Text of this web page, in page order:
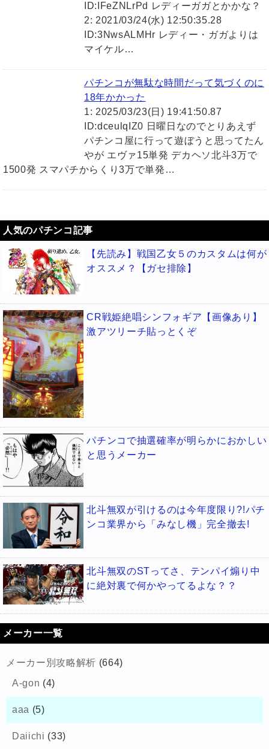
ID:IFeZNLrPd レディーガガとかかな？
2: 2021/03/24(水) 12:50:35.28
ID:3NwsALMHr レディー・ガガよりは
マイケル…
パチンコが無駄な時間だって気づくのに
18年かかった
1: 2025/03/23(日) 19:41:50.87
ID:dceulqIZ0 日曜日なのでとりあえず
パチンコ屋に行って遊ぼうと思ってたん
やが エヴァ15単発 デカヘソ北斗3万で
1500発 スマパチからくり3万で単発…
人気のパチンコ記事
【先読み】戦国乙女５のカスタムは何が
オススメ？【ガセ排除】
CR戦姫絶唱シンフォギア【画像あり】
激アツリーチ貼っとくぞ
パチンコで抽選確率が明らかにおかしい
と思うメーカー
北斗無双が引けるのは今年度限り?!パチ
ンコ業界から「みなし機」完全撤去!
北斗無双のSTってさ、テンパイ煽り中
に絶対裏で何かやってるよな？？
メーカー一覧
メーカー別攻略解析 (664)
A-gon (4)
aaa (5)
Daiichi (33)